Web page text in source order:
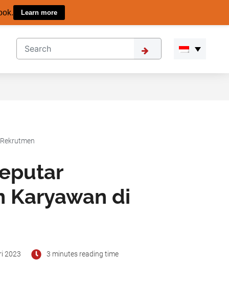
Learn more
Rekrutmen
Karyawan di
2023 3 minutes reading time